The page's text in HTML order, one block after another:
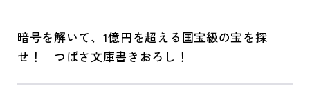
暗号を解いて、1億円を超える国宝級の宝を探
せ！ つばさ文庫書きおろし！